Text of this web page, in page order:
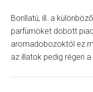
Borillatú, ill. a
parfümöket dobott
aromadobozoktól ez
az illatok pedig régen